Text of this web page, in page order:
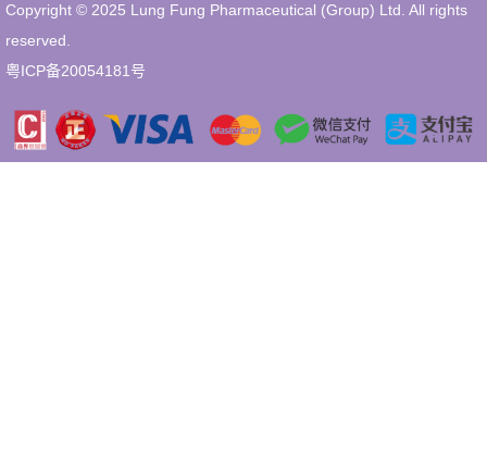
Copyright © 2025 Lung Fung Pharmaceutical (Group) Ltd. All rights
reserved.
粤ICP备20054181号